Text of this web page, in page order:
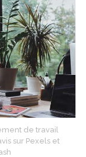
de travail
sur Pexels et